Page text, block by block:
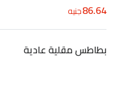
86.64جنيه
بطاطس مقلية عادية